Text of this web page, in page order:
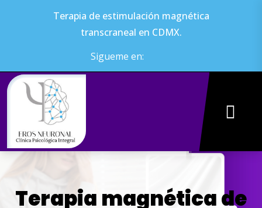
Terapia de estimulación magnética
transcraneal en CDMX.
Sigueme en:
Terapia magnéticade